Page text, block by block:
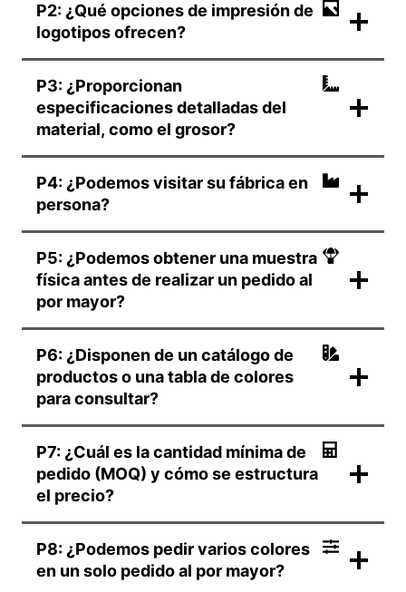
P2: ¿Qué opciones de impresión de
logotipos ofrecen?
P3: ¿Proporcionan
especificaciones detalladas del
material, como el grosor?
P4: ¿Podemos visitar su fábrica en
persona?
P5: ¿Podemos obtener una muestra
física antes de realizar un pedido al
por mayor?
P6: ¿Disponen de un catálogo de
productos o una tabla de colores
para consultar?
P7: ¿Cuál es la cantidad mínima de
pedido (MOQ) y cómo se estructura
el precio?
P8: ¿Podemos pedir varios colores
en un solo pedido al por mayor?